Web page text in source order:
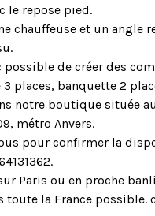
le repose pied.
chauffeuse et un angle
possible de créer des
places, banquette 2
notre boutique située
métro Anvers.
pour confirmer la
Paris ou en proche
toute la France possible.